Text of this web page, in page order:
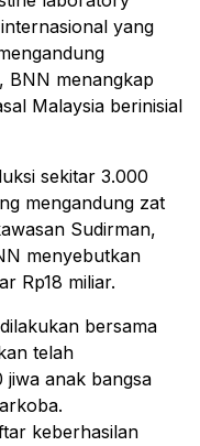
yang
BNN menangkap
Malaysia berinisial
sekitar 3.000
mengandung zat
Sudirman,
menyebutkan
Rp18 miliar.
bersama
telah
jiwa anak bangsa
keberhasilan